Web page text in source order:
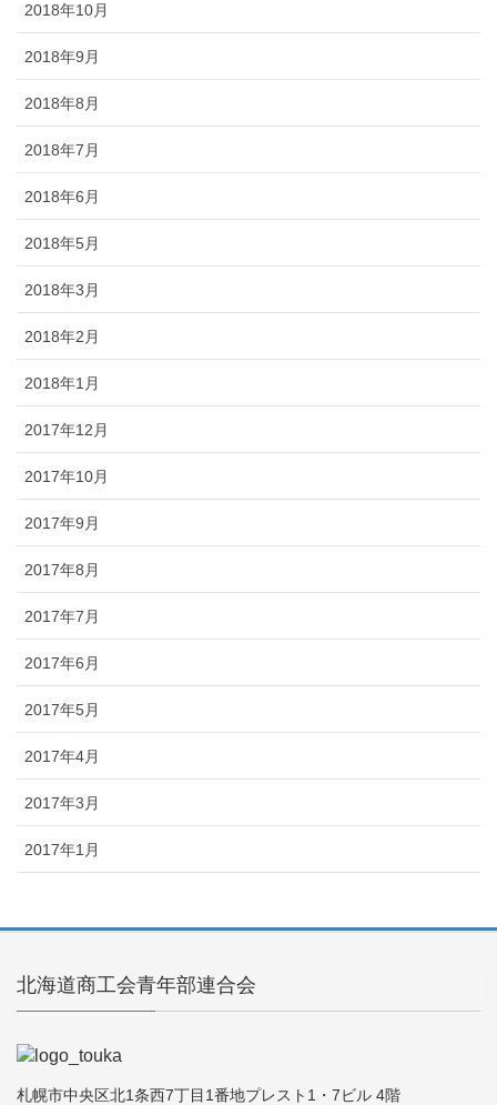
2018年10月
2018年9月
2018年8月
2018年7月
2018年6月
2018年5月
2018年3月
2018年2月
2018年1月
2017年12月
2017年10月
2017年9月
2017年8月
2017年7月
2017年6月
2017年5月
2017年4月
2017年3月
2017年1月
北海道商工会青年部連合会
札幌市中央区北1条西7丁目1番地プレスト1・7ビル 4階